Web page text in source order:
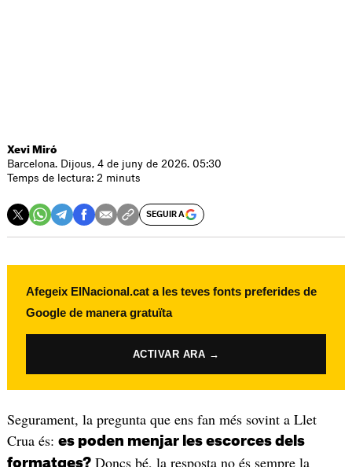
Xevi Miró
Barcelona. Dijous, 4 de juny de 2026. 05:30
Temps de lectura: 2 minuts
SEGUIR A
Afegeix ElNacional.cat a les teves fonts preferides de
Google de manera gratuïta
ACTIVAR ARA →
Segurament, la pregunta que ens fan més sovint a Llet
Crua és: es poden menjar les escorces dels
formatges?Doncs bé, la resposta no és sempre la